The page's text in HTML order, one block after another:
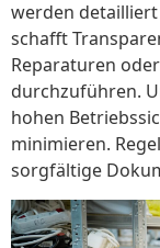
werden
schafft
Reparaturen
durchzuführen.
hohen
minimieren.
sorgfältige